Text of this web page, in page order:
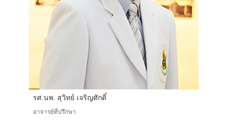
รศ.นพ. สุวิทย์ เจริญศักดิ์
อาจารย์ที่ปรึกษา